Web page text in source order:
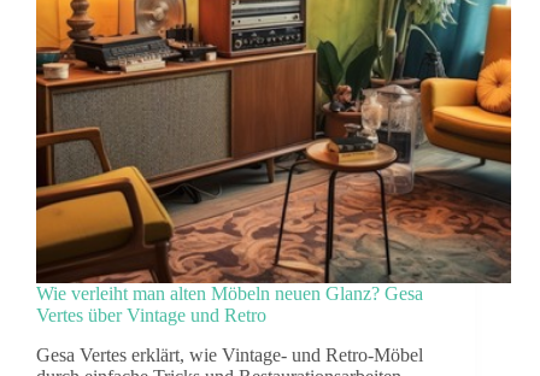
Wie verleiht man alten Möbeln neuen Glanz? Gesa
Vertes über Vintage und Retro
Gesa Vertes erklärt, wie Vintage- und Retro-Möbel